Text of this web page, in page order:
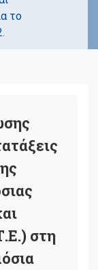
το
στη